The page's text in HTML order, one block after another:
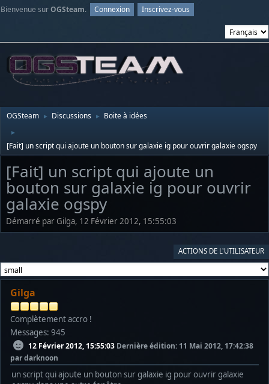
Bienvenue surOGSteam. Connexion Inscrivez-vous
OGSteam ► Discussions ► Boite à idées
►
[Fait] un script qui ajoute un bouton sur galaxie ig pour ouvrir galaxie ogspy
[Fait] un script qui ajoute un
bouton sur galaxie ig pour ouvrir
galaxie ogspy
Démarré par Gilga, 12 Février 2012, 15:55:03
ACTIONS DE L'UTILISATEUR
Gilga
Complètement accro !
Messages: 945
12 Février 2012, 15:55:03 Dernière édition: 11 Mai 2012, 17:42:38
par darknoon
un script qui ajoute un bouton sur galaxie ig pour ouvrir galaxie